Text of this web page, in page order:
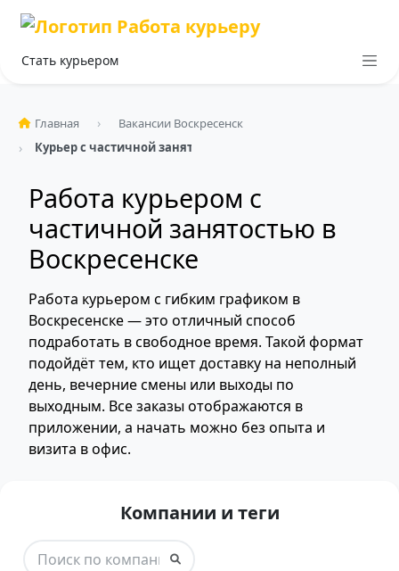
Стать курьером
Главная
Вакансии Воскресенск
Курьер с частичной занятостью
Работа курьером с
частичной занятостью в
Воскресенске
Работа курьером с гибким графиком в
Воскресенске — это отличный способ
подработать в свободное время. Такой формат
подойдёт тем, кто ищет доставку на неполный
день, вечерние смены или выходы по
выходным. Все заказы отображаются в
приложении, а начать можно без опыта и
визита в офис.
Компании и теги